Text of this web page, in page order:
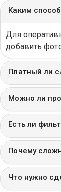
Каким
Для
добавить
Платный ли
Можно ли
Есть ли
Почему
Что нужно